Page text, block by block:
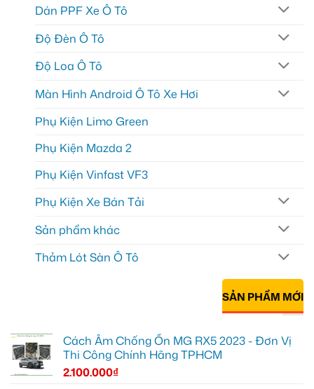
Dán PPF Xe Ô Tô
Độ Đèn Ô Tô
Độ Loa Ô Tô
Màn Hình Android Ô Tô Xe Hơi
Phụ Kiện Limo Green
Phụ Kiện Mazda 2
Phụ Kiện Vinfast VF3
Phụ Kiện Xe Bán Tải
Sản phẩm khác
Thảm Lót Sàn Ô Tô
SẢN PHẨM MỚI
Cách Âm Chống Ồn MG RX5 2023 - Đơn Vị
Thi Công Chính Hãng TPHCM
2.100.000₫